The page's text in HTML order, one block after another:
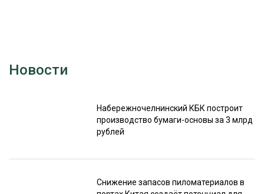
Новости
Набережночелнинский КБК построит
производство бумаги-основы за 3 млрд
рублей
Снижение запасов пиломатериалов в